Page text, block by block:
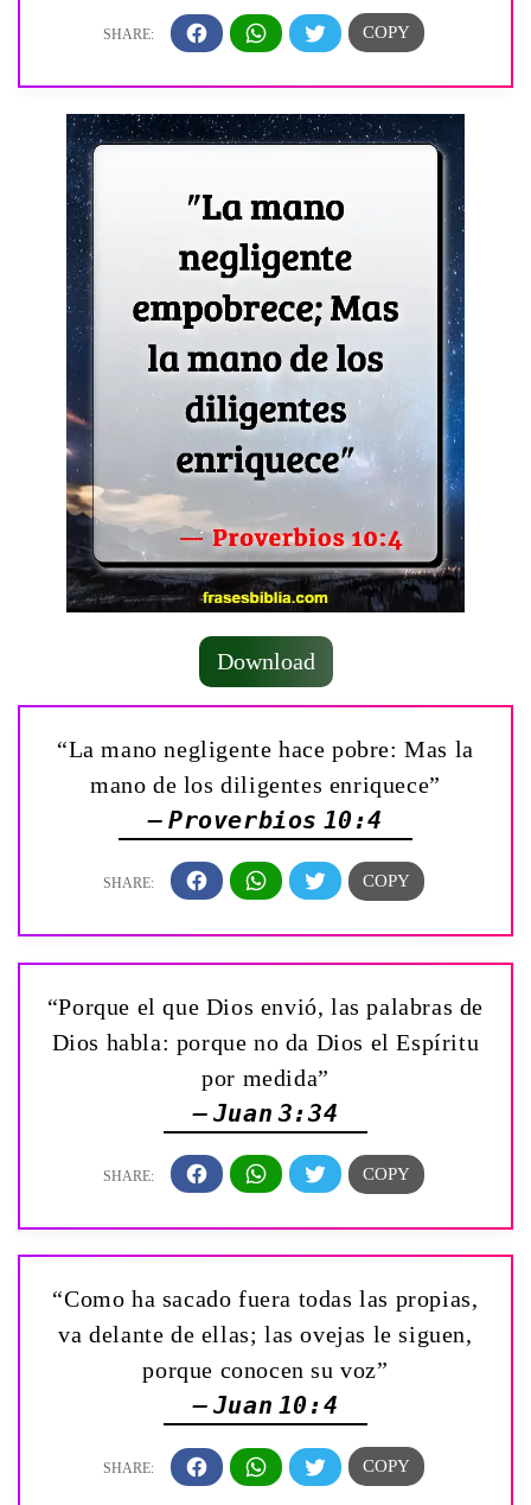
Download
“La mano negligente hace pobre: Mas la
mano de los diligentes enriquece”
— Proverbios 10:4
“Porque el que Dios envió, las palabras de
Dios habla: porque no da Dios el Espíritu
por medida”
— Juan 3:34
“Como ha sacado fuera todas las propias,
va delante de ellas; las ovejas le siguen,
porque conocen su voz”
— Juan 10:4